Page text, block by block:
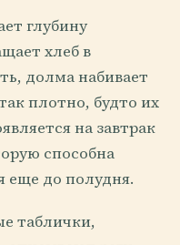
глубину
хлеб в
долма набивает
плотно, будто их
на завтрак
способна
еще до полудня.
таблички,